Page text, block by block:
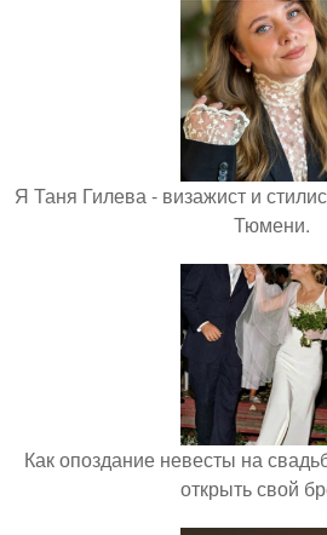
Я Таня Гилева - визажист и
Тюмени.
Как опоздание невесты на
открыть свой